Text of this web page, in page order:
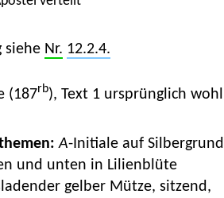
siehe Nr. 12.2.4.
(187rb), Text 1 ursprünglich wohl
A-Initiale auf Silbergrund
und unten in Lilienblüte
gelber Mütze, sitzend,